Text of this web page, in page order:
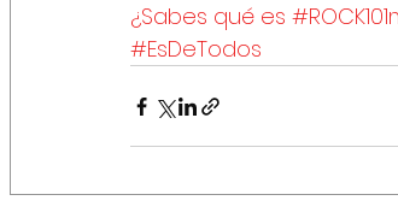
¿Sabes qué es
#EsDeTodos